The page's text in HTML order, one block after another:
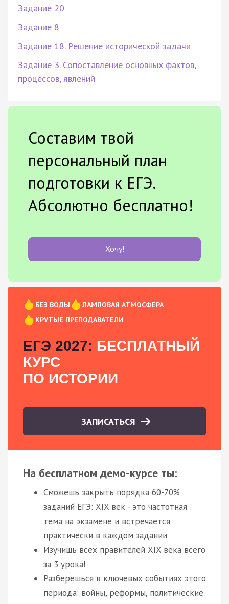
Задание 20
Задание 8
Задание 18. Решение исторической задачи
Задание 3. Сопоставление основных фактов,
процессов, явлений
Составим твой
персональный план
подготовки к ЕГЭ.
Абсолютно бесплатно!
Хочу!
БЕЗ ВОДЫ
ЛАМПОВАЯ АТМОСФЕРА
КРУТЫЕ ПРЕПОДАВАТЕЛИ
ЕГЭ 2027: БЕСПЛАТНЫЙ
КУРС
ПО ИСТОРИИ
ЗАПИСАТЬСЯ
На бесплатном демо-курсе ты:
Сможешь закрыть порядка 60-70%
заданий ЕГЭ: XIX век - это частотная
тема на экзамене и встречается
практически в каждом задании
Изучишь всех правителей XIX века всего
за 3 урока!
Разберешься в ключевых событиях этого
периода: войны, реформы, политические